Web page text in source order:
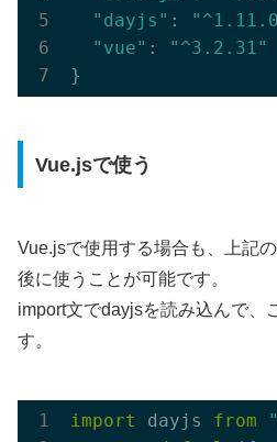
"dayjs" :
"vue" :
"^3.2.31"
Vue.jsで使う
Vue.jsで使用する場合も、上記
後に使うことが可能です。
import文でdayjsを読み込んで、
す。
import dayjs from